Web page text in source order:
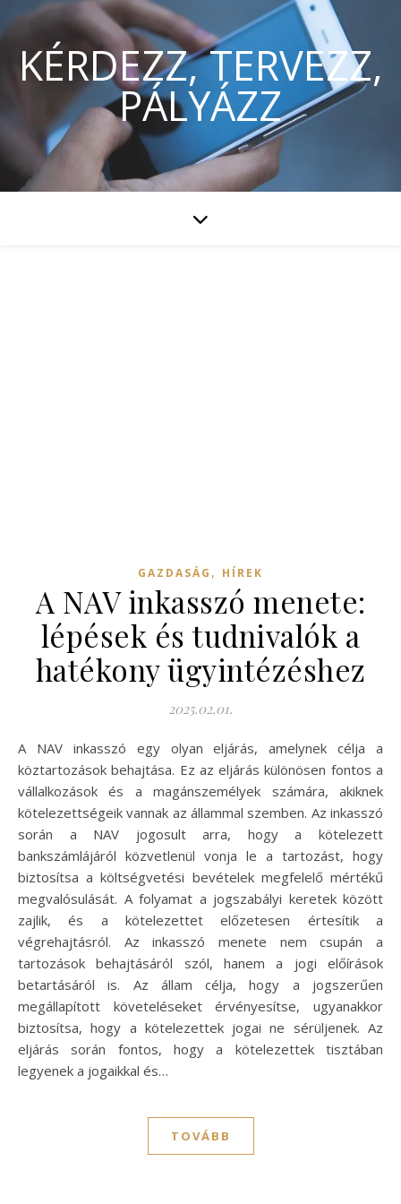
KÉRDEZZ, TERVEZZ,
PÁLYÁZZ
GAZDASÁG , HÍREK
A NAV inkasszó menete:
lépések és tudnivalók a
hatékony ügyintézéshez
2025.02.01.
A NAV inkasszó egy olyan eljárás, amelynek célja a
köztartozások behajtása. Ez az eljárás különösen fontos a
vállalkozások és a magánszemélyek számára, akiknek
kötelezettségeik vannak az állammal szemben. Az inkasszó
során a NAV jogosult arra, hogy a kötelezett
bankszámlájáról közvetlenül vonja le a tartozást, hogy
biztosítsa a költségvetési bevételek megfelelő mértékű
megvalósulását. A folyamat a jogszabályi keretek között
zajlik, és a kötelezettet előzetesen értesítik a
végrehajtásról. Az inkasszó menete nem csupán a
tartozások behajtásáról szól, hanem a jogi előírások
betartásáról is. Az állam célja, hogy a jogszerűen
megállapított követeléseket érvényesítse, ugyanakkor
biztosítsa, hogy a kötelezettek jogai ne sérüljenek. Az
eljárás során fontos, hogy a kötelezettek tisztában
legyenek a jogaikkal és…
TOVÁBB